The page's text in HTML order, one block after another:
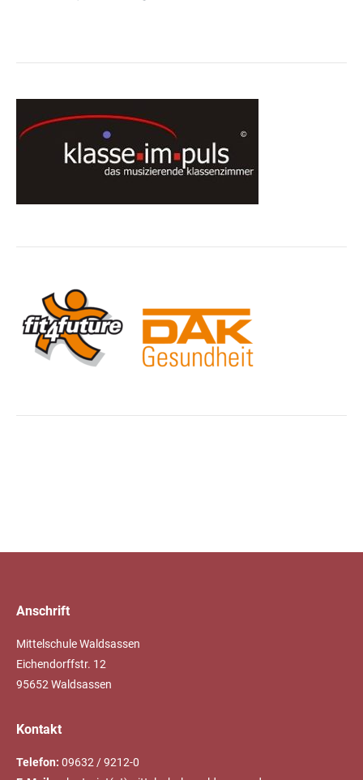
Anschrift
Mittelschule Waldsassen
Eichendorffstr. 12
95652 Waldsassen
Kontakt
Telefon: 09632 / 9212-0